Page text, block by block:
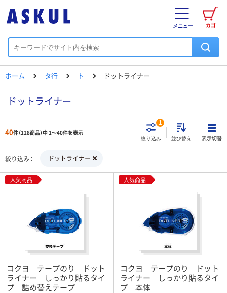
カゴ
メニュー
ホーム タ行 ト ドットライナー
ドットライナー
40件（128商品）中 1～40件を表示
絞り込み
1
並び替え 表示切替
絞り込み ドットライナー
人気商品
コクヨ テープのり ドット
ライナー しっかり貼るタイ
プ 詰め替えテープ
人気商品
コクヨ テープのり ドット
ライナー しっかり貼るタイ
プ 本体